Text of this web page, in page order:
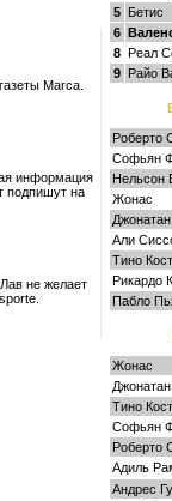
Marca.
информация
подпишут на
не желает
5 Бетис
6
8 Реал
9 Райо
Роберто
Софьян
Нельсон
Жонас
Али
Тино
Рикардо
Пабло
Жонас
Тино
Софьян
Роберто
Адиль
Андрес